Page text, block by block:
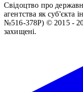
Свідоцтво про
агентства як суб'єкта
№516-378Р) © 2015 -
захищені.